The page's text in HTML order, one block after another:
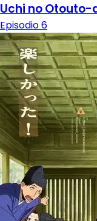
Uchi no
Episodio 6